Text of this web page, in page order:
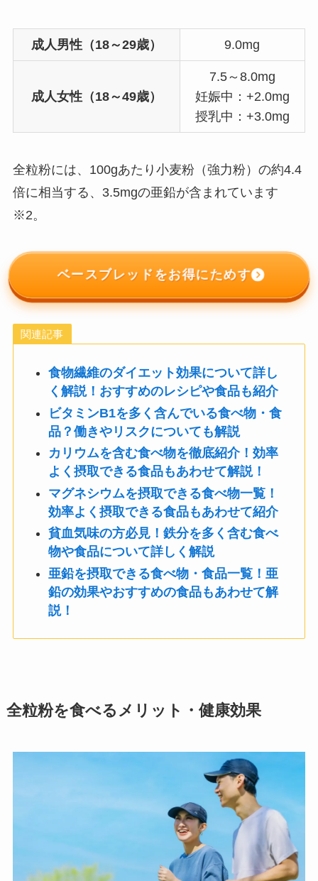
成人男性（18～29歳） 9.0mg
成人女性（18～49歳）
7.5～8.0mg
妊娠中：+2.0mg
授乳中：+3.0mg
全粒粉には、100gあたり小麦粉（強力粉）の約4.4
倍に相当する、3.5mgの亜鉛が含まれています
※2。
ベースブレッドをお得にためす
関連記事
食物繊維のダイエット効果について詳し
く解説！おすすめのレシピや食品も紹介
ビタミンB1を多く含んでいる食べ物・食
品？働きやリスクについても解説
カリウムを含む食べ物を徹底紹介！効率
よく摂取できる食品もあわせて解説！
マグネシウムを摂取できる食べ物一覧！
効率よく摂取できる食品もあわせて紹介
貧血気味の方必見！鉄分を多く含む食べ
物や食品について詳しく解説
亜鉛を摂取できる食べ物・食品一覧！亜
鉛の効果やおすすめの食品もあわせて解
説！
全粒粉を食べるメリット・健康効果